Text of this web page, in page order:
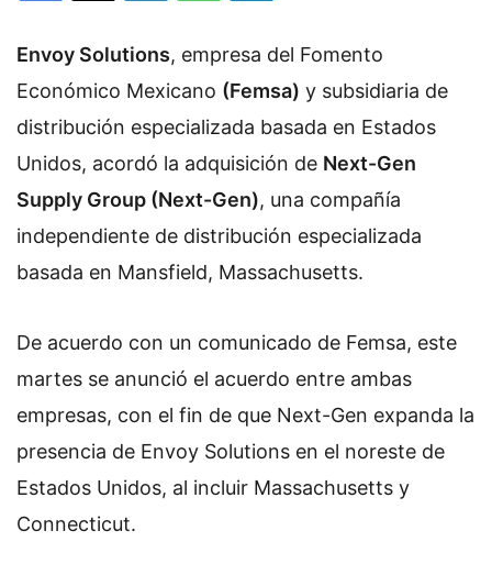
Envoy Solutions, empresa del Fomento
Económico Mexicano (Femsa) y subsidiaria de
distribución especializada basada en Estados
Unidos, acordó la adquisición de Next-Gen
Supply Group (Next-Gen), una compañía
independiente de distribución especializada
basada en Mansfield, Massachusetts.
De acuerdo con un comunicado de Femsa, este
martes se anunció el acuerdo entre ambas
empresas, con el fin de que Next-Gen expanda la
presencia de Envoy Solutions en el noreste de
Estados Unidos, al incluir Massachusetts y
Connecticut.